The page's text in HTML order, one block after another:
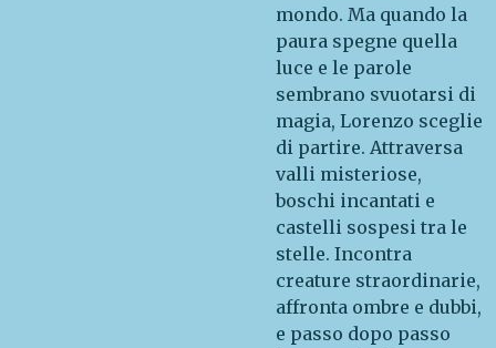
mondo. Ma quando la
paura spegne quella
luce e le parole
sembrano svuotarsi di
magia, Lorenzo sceglie
di partire. Attraversa
valli misteriose,
boschi incantati e
castelli sospesi tra le
stelle. Incontra
creature straordinarie,
affronta ombre e dubbi,
e passo dopo passo